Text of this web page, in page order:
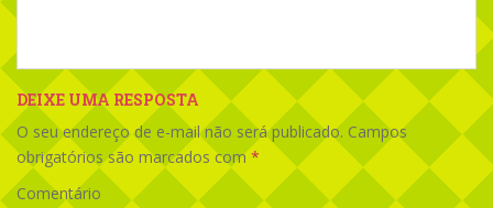
DEIXE UMA RESPOSTA
O seu endereço de e-mail não será publicado. Campos
obrigatórios são marcados com*
Comentário